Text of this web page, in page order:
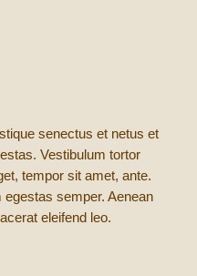
senectus et netus et
Vestibulum tortor
tempor sit amet, ante.
semper. Aenean
eleifend leo.